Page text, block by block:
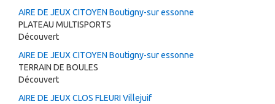
AIRE DE JEUX CITOYEN Boutigny-sur essonne
PLATEAU MULTISPORTS
Découvert
AIRE DE JEUX CITOYEN Boutigny-sur essonne
TERRAIN DE BOULES
Découvert
AIRE DE JEUX CLOS FLEURI Villejuif